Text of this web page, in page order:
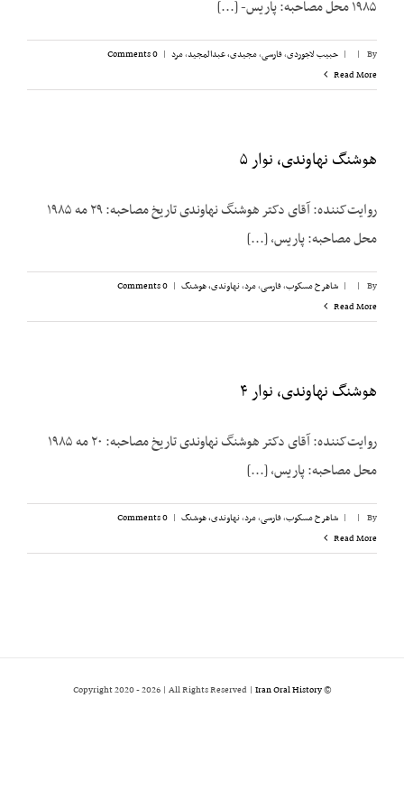
۱۹۸۵ محل مصاحبه: پاریس- [...]
By
|
| حبیب لاجوردی,فارسی,مجیدی،‌ عبدالمجید,مرد |
0 Comments
Read More
هوشنگ نهاوندی، نوار ۵
روایت‌کننده: آقای دکتر هوشنگ نهاوندی تاریخ مصاحبه: ۲۹ مه ۱۹۸۵
محل مصاحبه: پاریس، [...]
By
|
| شاهرخ مسکوب,فارسی,مرد,نهاوندی، هوشنگ |
0 Comments
Read More
هوشنگ نهاوندی، نوار ۴
روایت‌کننده: آقای دکتر هوشنگ نهاوندی تاریخ مصاحبه: ۲۰ مه ۱۹۸۵
محل مصاحبه: پاریس، [...]
By
|
| شاهرخ مسکوب,فارسی,مرد,نهاوندی، هوشنگ |
0 Comments
Read More
© Copyright 2020 -
2026 | All Rights Reserved | Iran Oral History